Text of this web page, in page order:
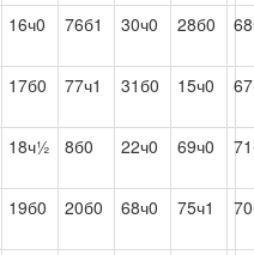
16ч0 76б1 30ч0 28б0
17б0 77ч1 31б0 15ч0
18ч½ 8б0 22ч0 69ч0
19б0 20б0 68ч0 75ч1